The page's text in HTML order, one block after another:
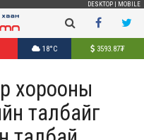
DESKTOP MOBILE
18°C 3593.87₮
хорооны
талбайг